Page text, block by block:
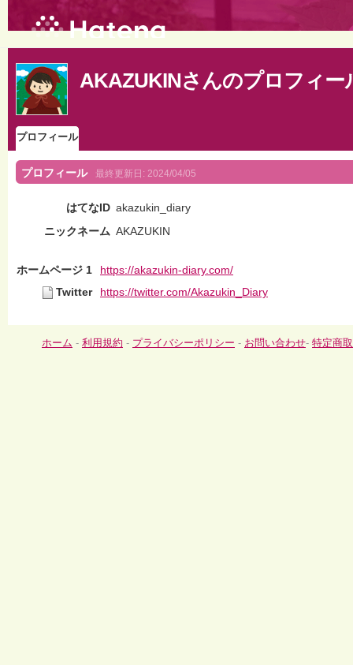
AKAZUKINさんのプロフィー
プロフィール
プロフィール 最終更新日: 2024/04/05
はてなID akazukin_diary
ニックネーム AKAZUKIN
ホームページ 1
https://akazukin-diary.com/
Twitter
https://twitter.com/Akazukin_Diary
ホーム - 利用規約 - プライバシーポリシー - お問い合わせ- 特定商